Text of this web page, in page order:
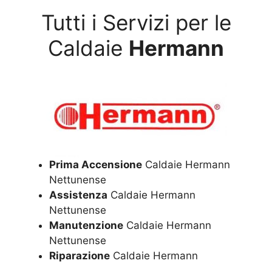
Tutti i Servizi per le
Caldaie Hermann
Prima Accensione Caldaie Hermann
Nettunense
Assistenza Caldaie Hermann
Nettunense
Manutenzione Caldaie Hermann
Nettunense
Riparazione Caldaie Hermann